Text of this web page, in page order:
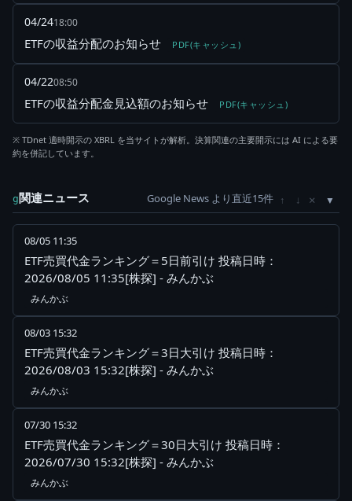
04/2418:00
ETFの収益分配のお知らせ PDF(キャッシュ)
04/2208:50
ETFの収益分配金見込額のお知らせ PDF(キャッシュ)
※ TDnet 適時開示の XBRL を当サイトが解析。決算関連の主要開示には AI による要
約を併記しています。
g関連ニュース Google News より直近15件 ↑ ↓ ×
08/05 11:35
ETF売買代金ランキング＝5日前引け 投稿日時：
2026/08/05 11:35[株探] - みんかぶ
みんかぶ
08/03 15:32
ETF売買代金ランキング＝3日大引け 投稿日時：
2026/08/03 15:32[株探] - みんかぶ
みんかぶ
07/30 15:32
ETF売買代金ランキング＝30日大引け 投稿日時：
2026/07/30 15:32[株探] - みんかぶ
みんかぶ